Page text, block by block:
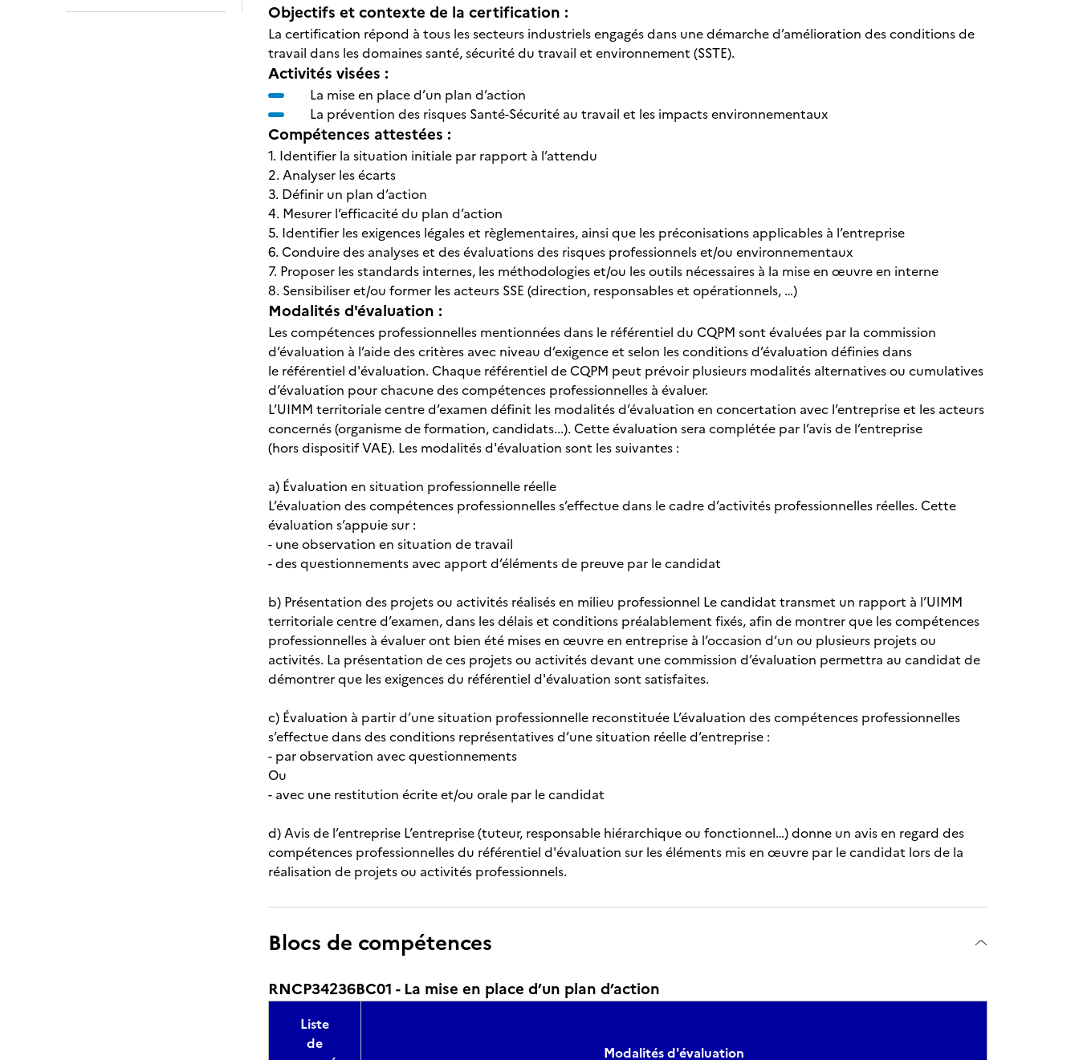
Objectifs et contexte de la certification :
La certification répond à tous les secteurs industriels engagés dans une démarche d’amélioration des conditions de
travail dans les domaines santé, sécurité du travail et environnement (SSTE).
Activités visées :
La mise en place d’un plan d’action
La prévention des risques Santé-Sécurité au travail et les impacts environnementaux
Compétences attestées :
1. Identifier la situation initiale par rapport à l’attendu
2. Analyser les écarts
3. Définir un plan d’action
4. Mesurer l’efficacité du plan d’action
5. Identifier les exigences légales et règlementaires, ainsi que les préconisations applicables à l’entreprise
6. Conduire des analyses et des évaluations des risques professionnels et/ou environnementaux
7. Proposer les standards internes, les méthodologies et/ou les outils nécessaires à la mise en œuvre en interne
8. Sensibiliser et/ou former les acteurs SSE (direction, responsables et opérationnels, …)
Modalités d'évaluation :
Les compétences professionnelles mentionnées dans le référentiel du CQPM sont évaluées par la commission
d’évaluation à l’aide des critères avec niveau d’exigence et selon les conditions d’évaluation définies dans
le référentiel d'évaluation. Chaque référentiel de CQPM peut prévoir plusieurs modalités alternatives ou cumulatives
d’évaluation pour chacune des compétences professionnelles à évaluer.
L’UIMM territoriale centre d’examen définit les modalités d’évaluation en concertation avec l’entreprise et les acteurs
concernés (organisme de formation, candidats...). Cette évaluation sera complétée par l’avis de l’entreprise
(hors dispositif VAE). Les modalités d'évaluation sont les suivantes :
a) Évaluation en situation professionnelle réelle
L’évaluation des compétences professionnelles s’effectue dans le cadre d’activités professionnelles réelles. Cette
évaluation s’appuie sur :
- une observation en situation de travail
- des questionnements avec apport d’éléments de preuve par le candidat
b) Présentation des projets ou activités réalisés en milieu professionnel Le candidat transmet un rapport à l’UIMM
territoriale centre d’examen, dans les délais et conditions préalablement fixés, afin de montrer que les compétences
professionnelles à évaluer ont bien été mises en œuvre en entreprise à l’occasion d’un ou plusieurs projets ou
activités. La présentation de ces projets ou activités devant une commission d’évaluation permettra au candidat de
démontrer que les exigences du référentiel d'évaluation sont satisfaites.
c) Évaluation à partir d’une situation professionnelle reconstituée L’évaluation des compétences professionnelles
s’effectue dans des conditions représentatives d’une situation réelle d’entreprise :
- par observation avec questionnements
Ou
- avec une restitution écrite et/ou orale par le candidat
d) Avis de l’entreprise L’entreprise (tuteur, responsable hiérarchique ou fonctionnel…) donne un avis en regard des
compétences professionnelles du référentiel d'évaluation sur les éléments mis en œuvre par le candidat lors de la
réalisation de projets ou activités professionnels.
Blocs de compétences
RNCP34236BC01 - La mise en place d’un plan d’action
Liste
de
Modalités d'évaluation